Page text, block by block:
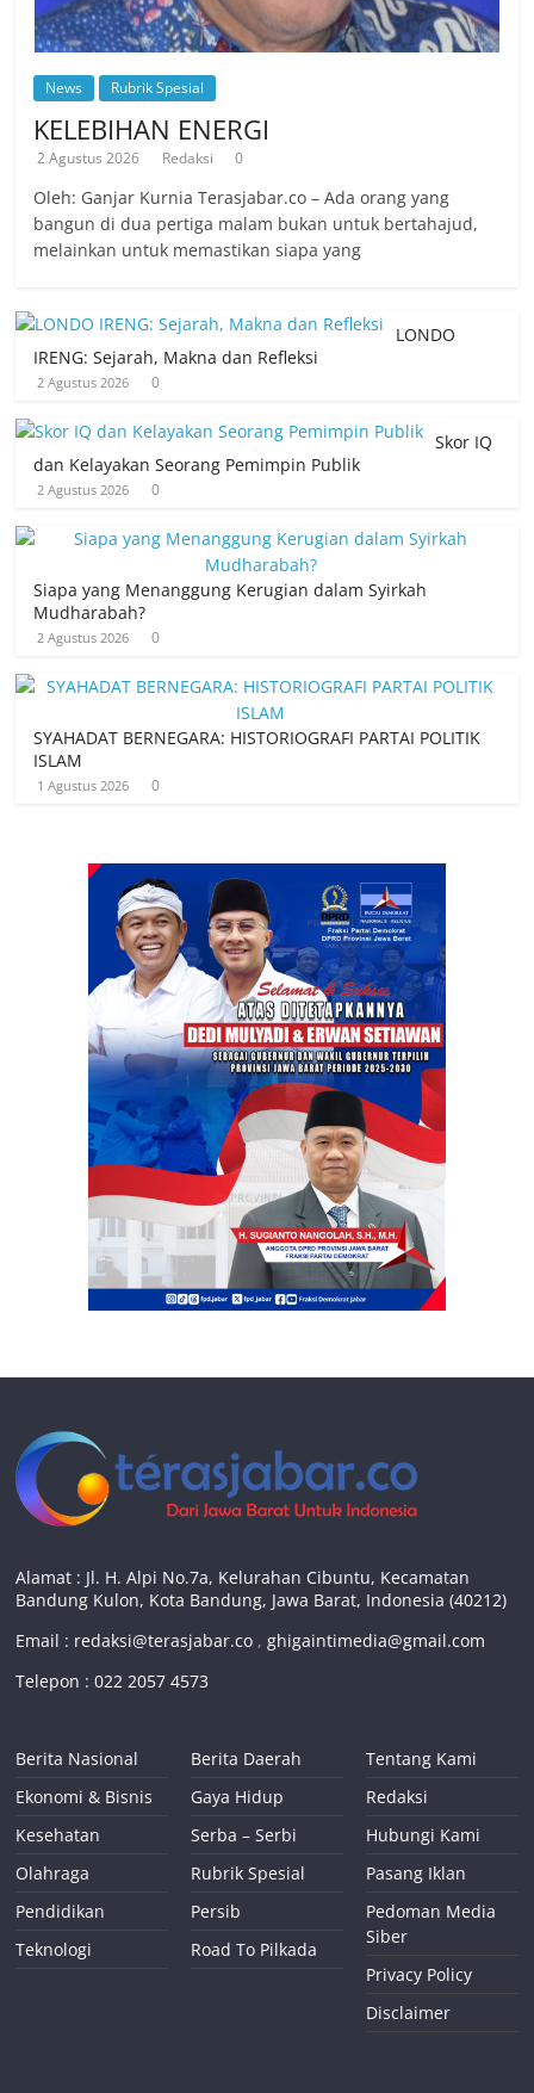
News Rubrik Spesial
KELEBIHAN ENERGI
2 Agustus 2026 Redaksi 0
Oleh: Ganjar Kurnia Terasjabar.co – Ada orang yang
bangun di dua pertiga malam bukan untuk bertahajud,
melainkan untuk memastikan siapa yang
LONDO
IRENG: Sejarah, Makna dan Refleksi
2 Agustus 2026 0
Skor IQ
dan Kelayakan Seorang Pemimpin Publik
2 Agustus 2026 0
Siapa yang Menanggung Kerugian dalam Syirkah
Mudharabah?
2 Agustus 2026 0
SYAHADAT BERNEGARA: HISTORIOGRAFI PARTAI POLITIK
ISLAM
1 Agustus 2026 0
Alamat : Jl. H. Alpi No.7a, Kelurahan Cibuntu, Kecamatan
Bandung Kulon, Kota Bandung, Jawa Barat, Indonesia (40212)
Email : redaksi@terasjabar.co ,ghigaintimedia@gmail.com
Telepon : 022 2057 4573
Berita Nasional
Ekonomi & Bisnis
Kesehatan
Olahraga
Pendidikan
Teknologi
Berita Daerah
Gaya Hidup
Serba – Serbi
Rubrik Spesial
Persib
Road To Pilkada
Tentang Kami
Redaksi
Hubungi Kami
Pasang Iklan
Pedoman Media
Siber
Privacy Policy
Disclaimer